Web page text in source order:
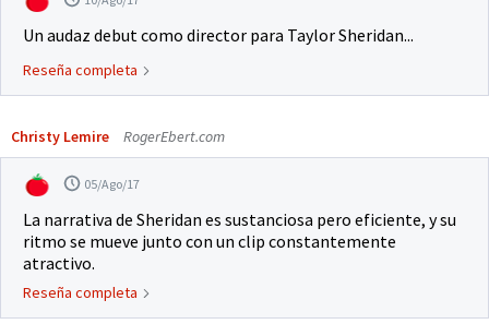
Un audaz debut como director para Taylor Sheridan...
Reseña completa
Christy Lemire RogerEbert.com
05/Ago/17
La narrativa de Sheridan es sustanciosa pero eficiente, y su
ritmo se mueve junto con un clip constantemente
atractivo.
Reseña completa